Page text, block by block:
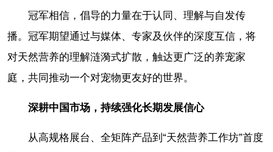
冠军相信，倡导的力量在于认同、理解与自发传
播。冠军期望通过与媒体、专家及伙伴的深度互信，将
对天然营养的理解涟漪式扩散，触达更广泛的养宠家
庭，共同推动一个对宠物更友好的世界。
深耕中国市场，持续强化长期发展信心
从高规格展台、全矩阵产品到“天然营养工作坊”首度